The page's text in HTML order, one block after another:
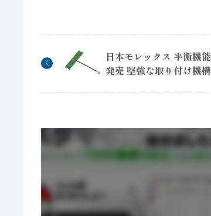
日本モレックス 平衡機
発売 堅強な取り付け機構